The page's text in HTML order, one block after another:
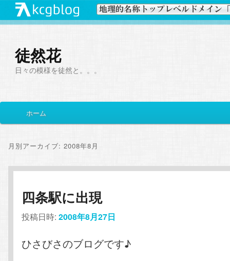
徒然花
日々の模様を徒然と。。。
イ
メ
ン
コ
ン
テ
サ
コ
ン
テ
ン
ホーム
月別アーカイブ:2008年8月
四条駅に出現
投稿日時:2008年8月27日
ひさびさのブログです♪